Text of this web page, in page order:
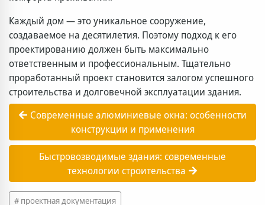
Каждый дом — это уникальное сооружение,
создаваемое на десятилетия. Поэтому подход к его
проектированию должен быть максимально
ответственным и профессиональным. Тщательно
проработанный проект становится залогом успешного
строительства и долговечной эксплуатации здания.
Современные алюминиевые окна: особенности
конструкции и применения
Быстровозводимые здания: современные
технологии строительства
проектная документация